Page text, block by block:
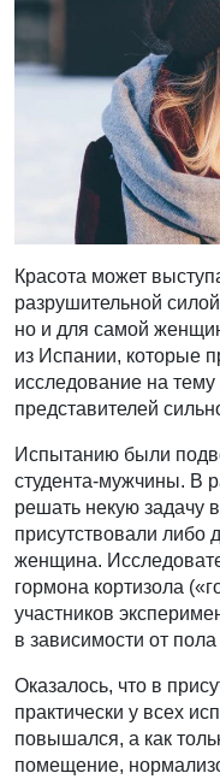
Красота может
разрушительной
но и для самой
из Испании, которые
исследование на
представителей
Испытанию были
студента-мужчины. В
решать некую задачу
присутствовали либо
женщина.
гормона кортизола
участников
в зависимости от
Оказалось, что в
практически у всех
повышался, а как
помещение,